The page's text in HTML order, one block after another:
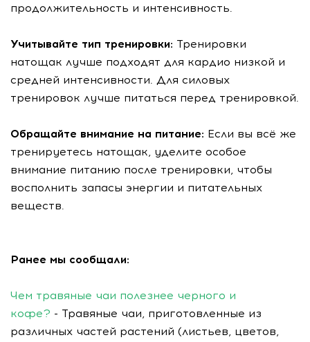
продолжительность и интенсивность.
Учитывайте тип тренировки: Тренировки
натощак лучше подходят для кардио низкой и
средней интенсивности. Для силовых
тренировок лучше питаться перед тренировкой.
Обращайте внимание на питание: Если вы всё же
тренируетесь натощак, уделите особое
внимание питанию после тренировки, чтобы
восполнить запасы энергии и питательных
веществ.
Ранее мы сообщали:
Чем травяные чаи полезнее черного и
кофе? - Травяные чаи, приготовленные из
различных частей растений (листьев, цветов,